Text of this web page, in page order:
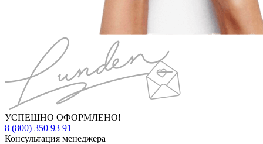
УСПЕШНО ОФОРМЛЕНО!
8 (800) 350 93 91
Консультация менеджера